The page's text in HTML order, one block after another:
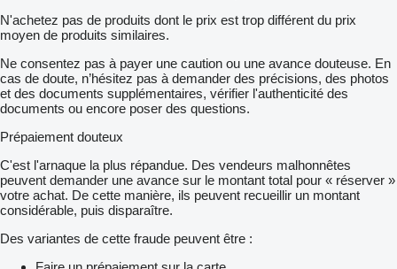
N'achetez pas de produits dont le prix est trop différent du prix
moyen de produits similaires.
Ne consentez pas à payer une caution ou une avance douteuse. En
cas de doute, n’hésitez pas à demander des précisions, des photos
et des documents supplémentaires, vérifier l'authenticité des
documents ou encore poser des questions.
Prépaiement douteux
C'est l'arnaque la plus répandue. Des vendeurs malhonnêtes
peuvent demander une avance sur le montant total pour « réserver »
votre achat. De cette manière, ils peuvent recueillir un montant
considérable, puis disparaître.
Des variantes de cette fraude peuvent être :